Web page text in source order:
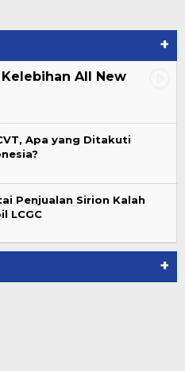
+
All New
Apa yang Ditakuti
Penjualan Sirion Kalah
LCGC
+
Paripurna Hasil
dan Wabup Te…